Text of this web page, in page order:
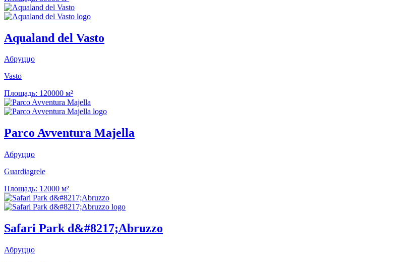
Aqualand del Vasto
Абруццо
Vasto
Площадь: 120000 м²
Parco Avventura Majella
Абруццо
Guardiagrele
Площадь: 12000 м²
Safari Park d&#8217;Abruzzo
Абруццо